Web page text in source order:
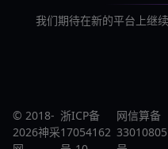
我们期待在新的平台上继
© 2018-
2026神采
浙ICP备
17054162
网信算备